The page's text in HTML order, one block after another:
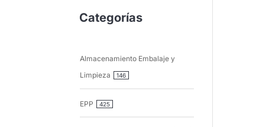
Categorías
Almacenamiento Embalaje y
Limpieza
146
EPP 425